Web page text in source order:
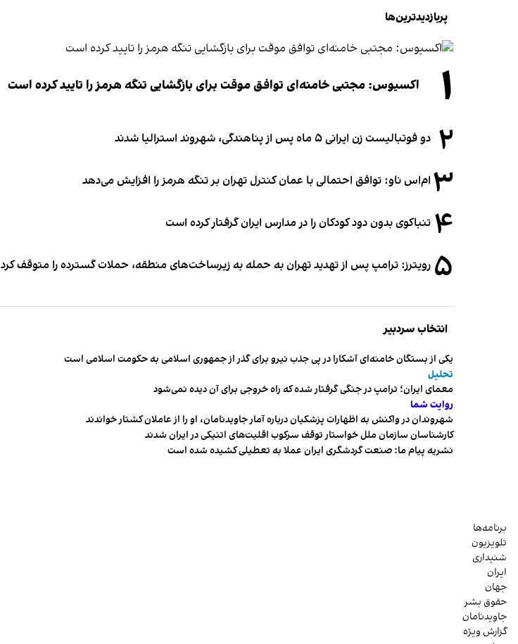
پربازدیدترین‌ها
۱ اکسیوس: مجتبی خامنه‌ای توافق موقت برای بازگشایی تنگه هرمز را تایید کرده است
۲ دو فوتبالیست زن ایرانی ۵ ماه پس از پناهندگی، شهروند استرالیا شدند
۳ ام‌اس ناو: توافق احتمالی با عمان کنترل تهران بر تنگه هرمز را افزایش می‌دهد
۴ تنباکوی بدون دود کودکان را در مدارس ایران گرفتار کرده است
۵ رویترز: ترامپ پس از تهدید تهران به حمله به زیرساخت‌های منطقه، حملات گسترده را متوقف کرد
انتخاب سردبیر
یکی از بستگان خامنه‌ای آشکارا در پی جذب نیرو برای گذر از جمهوری اسلامی به حکومت اسلامی است
تحلیل
معمای ایران؛ ترامپ در جنگی گرفتار شده که راه خروجی برای آن دیده نمی‌شود
روایت شما
شهروندان در واکنش به اظهارات پزشکیان درباره آمار جاویدنامان، او را از عاملان کشتار خواندند
کارشناسان سازمان ملل خواستار توقف سرکوب اقلیت‌های اتنیکی در ایران شدند
نشریه پیام ما: صنعت گردشگری ایران عملا به تعطیلی کشیده شده است
برنامه‌ها
تلویزیون
شنیداری
ایران
جهان
حقوق بشر
جاویدنامان
گزارش ویژه